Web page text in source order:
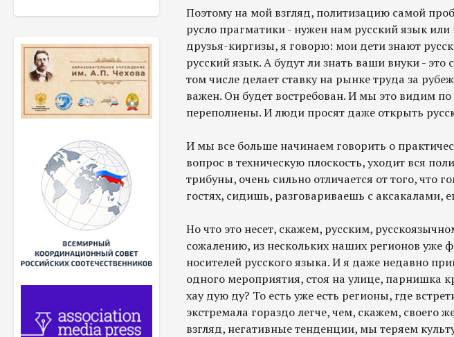
Поэтому на мой взгляд, политизацию самой
русло прагматики - нужен нам русский язык
друзья-киргизы, я говорю: мои дети знают
русский язык. А будут ли знать ваши внуки -
том числе делает ставку на рынке труда за
важен. Он будет востребован. И мы это видим
переполнены. И люди просят даже открыть
И мы все больше начинаем говорить о
вопрос в техническую плоскость, уходит вся
трибуны, очень сильно отличается от того, что
гостях, сидишь, разговариваешь с аксакалами,
Но что это несет, скажем, русским,
сожалению, из нескольких наших регионов уже
носителей русского языка. И я даже недавно
одного мероприятия, стоя на улице, парнишка
хау дую ду? То есть уже есть регионы, где
экстремала гораздо легче, чем, скажем,
взгляд, негативные тенденции, мы теряем